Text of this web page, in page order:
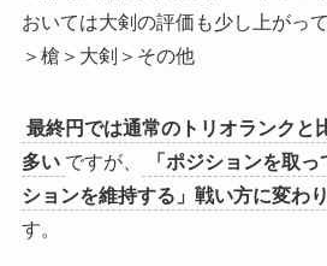
おいては大剣の評価も少し上がっ
＞槍＞大剣＞その他
最終円では通常のトリオランクと
多い ですが、
「ポジションを取
ションを維持する」戦い方に変わ
す。